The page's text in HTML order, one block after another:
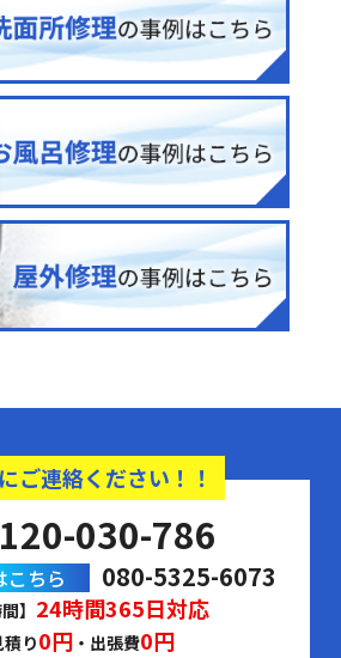
ご連絡ください！！
030-786
こちら 080-5325-6073
】 24時間365日対応
り0円 ・出張費0円